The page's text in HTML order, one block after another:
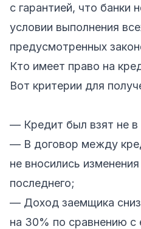
с гарантией, что банки
условии выполнения
предусмотренных
Кто имеет право на
Вот критерии для
— Кредит был взят не
— В договор между
не вносились
последнего;
— Доход заемщика
на 30% по сравнению с